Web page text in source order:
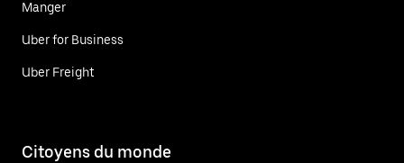
Manger
Uber for Business
Uber Freight
Citoyens du monde